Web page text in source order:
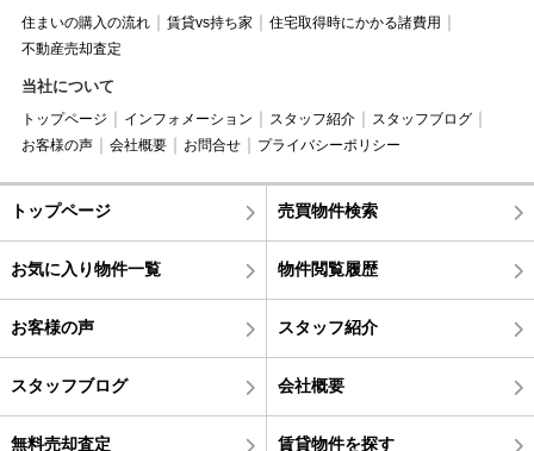
住まいの購入の流れ 賃貸vs持ち家
住宅取得時にかかる諸費用
不動産売却査定
当社について
トップページ インフォメーション スタッフ紹介
スタッフブログ
お客様の声
会社概要 お問合せ プライバシーポリシー
トップページ 売買物件検索
お気に入り物件一覧 物件閲覧履歴
お客様の声 スタッフ紹介
スタッフブログ 会社概要
無料売却査定 賃貸物件を探す